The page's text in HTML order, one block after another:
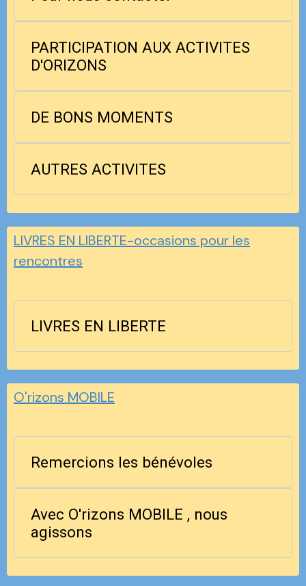
PARTICIPATION AUX ACTIVITES
D'ORIZONS
DE BONS MOMENTS
AUTRES ACTIVITES
LIVRES EN LIBERTE-occasions pour les
rencontres
LIVRES EN LIBERTE
O'rizons MOBILE
Remercions les bénévoles
Avec O'rizons MOBILE , nous
agissons